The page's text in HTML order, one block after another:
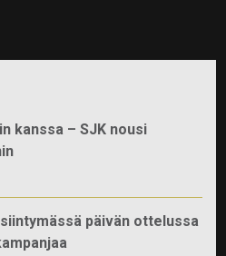
kanssa – SJK nousi
päivän ottelussa